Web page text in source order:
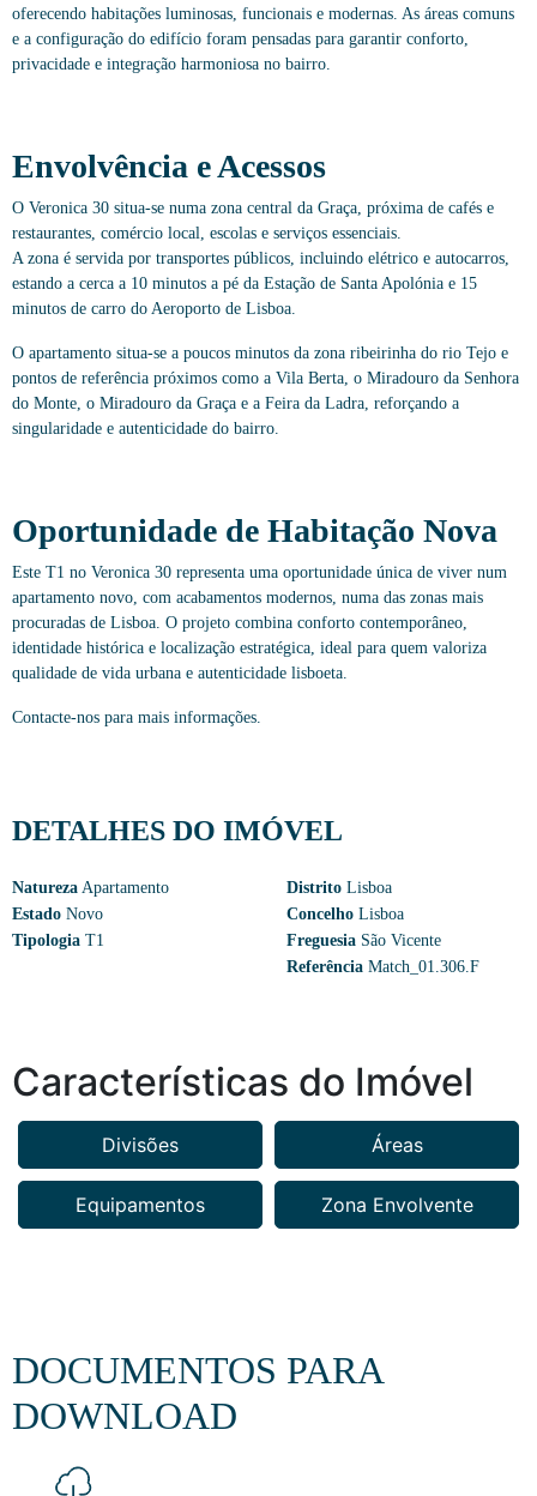
oferecendo habitações luminosas, funcionais e modernas. As áreas comuns
e a configuração do edifício foram pensadas para garantir conforto,
privacidade e integração harmoniosa no bairro.
Envolvência e Acessos
O Veronica 30 situa-se numa zona central da Graça, próxima de cafés e
restaurantes, comércio local, escolas e serviços essenciais.
A zona é servida por transportes públicos, incluindo elétrico e autocarros,
estando a cerca a 10 minutos a pé da Estação de Santa Apolónia e 15
minutos de carro do Aeroporto de Lisboa.
O apartamento situa-se a poucos minutos da zona ribeirinha do rio Tejo e
pontos de referência próximos como a Vila Berta, o Miradouro da Senhora
do Monte, o Miradouro da Graça e a Feira da Ladra, reforçando a
singularidade e autenticidade do bairro.
Oportunidade de Habitação Nova
Este T1 no Veronica 30 representa uma oportunidade única de viver num
apartamento novo, com acabamentos modernos, numa das zonas mais
procuradas de Lisboa. O projeto combina conforto contemporâneo,
identidade histórica e localização estratégica, ideal para quem valoriza
qualidade de vida urbana e autenticidade lisboeta.
Contacte-nos para mais informações.
DETALHES DO IMÓVEL
Natureza Apartamento
Estado Novo
Tipologia T1
Distrito Lisboa
Concelho Lisboa
Freguesia São Vicente
Referência Match_01.306.F
Características do Imóvel
Divisões Áreas
Equipamentos Zona Envolvente
DOCUMENTOS PARA
DOWNLOAD